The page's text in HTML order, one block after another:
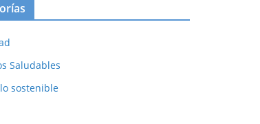
Saludables
sostenible